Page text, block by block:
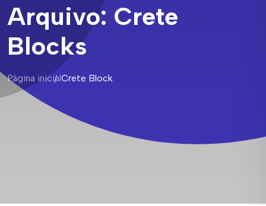
Arquivo: Crete
Blocks
Página inicialCrete Block